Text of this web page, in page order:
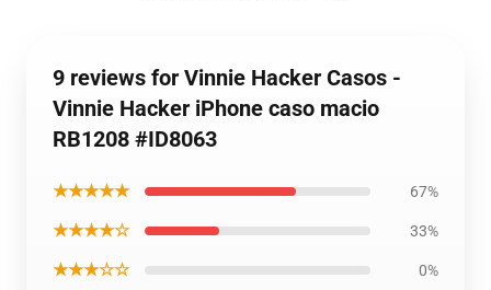
9 reviews for Vinnie Hacker Casos -
Vinnie Hacker iPhone caso macio
RB1208 #ID8063
★★★★★ 67%
★★★★☆ 33%
★★★☆☆ 0%